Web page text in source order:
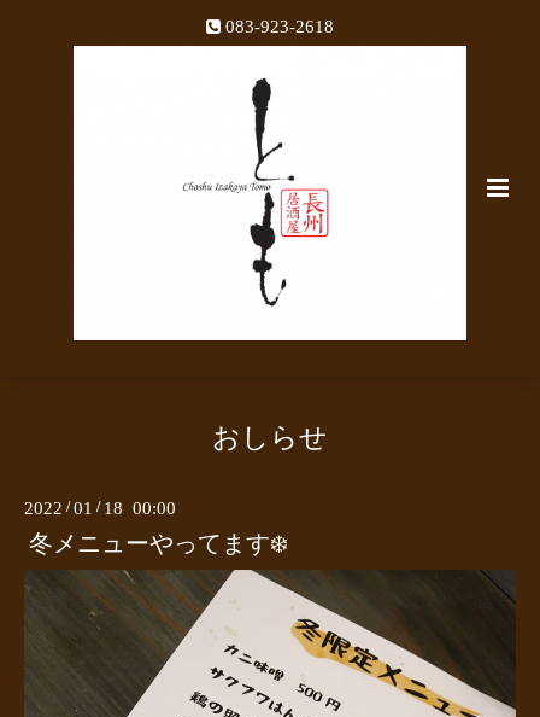
083-923-2618
おしらせ
2022 /01 / 18 00:00
冬メニューやってます❄️